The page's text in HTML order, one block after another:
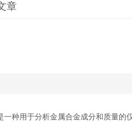
章
用于分析金属合金成分和质量的仪